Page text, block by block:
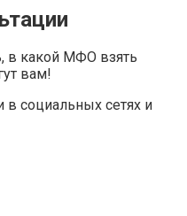
в какой МФО взять
вам!
социальных сетях и